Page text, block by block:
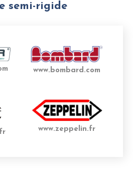
semi-rigide
www.bombard.com
www.zeppelin.fr